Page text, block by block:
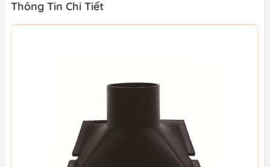
Thông Tin Chi Tiết